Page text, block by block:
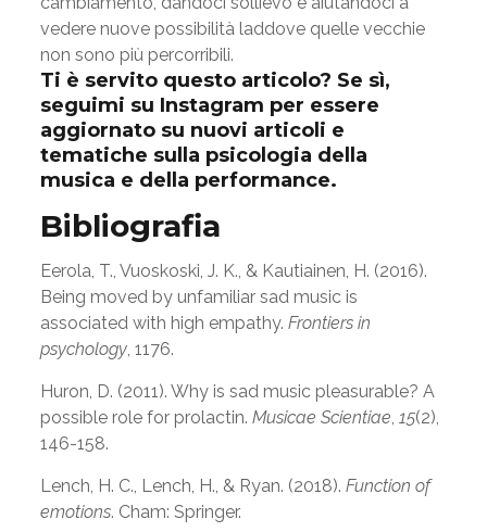
vedere nuove possibilità laddove quelle vecchie
non sono più percorribili.
Ti è servito questo articolo? Se sì,
seguimi su Instagram per essere
aggiornato su nuovi articoli e
tematiche sulla psicologia della
musica e della performance.
Bibliografia
Eerola, T., Vuoskoski, J. K., & Kautiainen, H. (2016).
Being moved by unfamiliar sad music is
associated with high empathy. Frontiers in
psychology, 1176.
Huron, D. (2011). Why is sad music pleasurable? A
possible role for prolactin. Musicae Scientiae 15(2),
146-158.
Lench, H. C., Lench, H., & Ryan. (2018). Function of
emotions. Cham: Springer.